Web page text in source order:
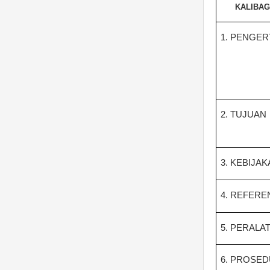
1.
2. TUJUAN
3.
4.
5.
6.